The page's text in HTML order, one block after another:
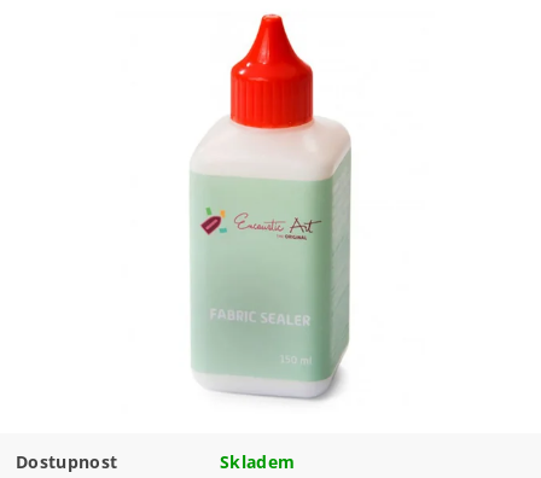
Dostupnost Skladem